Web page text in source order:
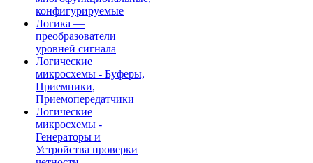
конфигурируемые
Логика —
преобразователи
уровней сигнала
Логические
микросхемы - Буферы,
Приемники,
Приемопередатчики
Логические
микросхемы -
Генераторы и
Устройства проверки